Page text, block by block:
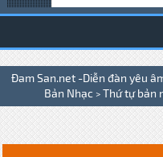
Đam San.net -Diễn đàn yêu
Bản Nhạc > Thứ tự bản